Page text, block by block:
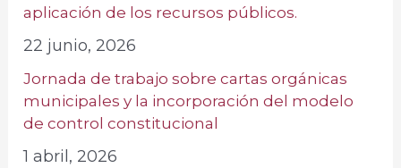
aplicación de los recursos públicos.
22 junio, 2026
Jornada de trabajo sobre cartas orgánicas
municipales y la incorporación del modelo
de control constitucional
1 abril, 2026